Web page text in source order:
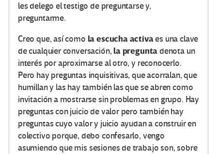
les delego el testigo de preguntarse y,
preguntarme.
Creo que, así como la escucha activaes una clave
de cualquier conversación, la preguntadenota un
interés por aproximarse al otro, y reconocerlo.
Pero hay preguntas inquisitivas, que acorralan, que
humillan y las hay también las que se abren como
invitación a mostrarse sin problemas en grupo. Hay
preguntas con juicio de valor pero también hay
preguntas cuyo valor y juicio ayudan a construir en
colectivo porque, debo confesarlo, vengo
asumiendo que mis sesiones de trabajo son, sobre